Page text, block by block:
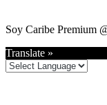
Soy Caribe Premium
Translate »